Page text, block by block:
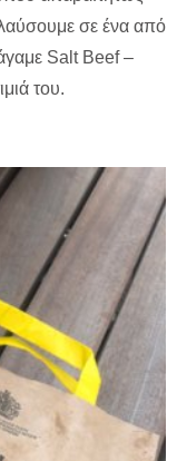
σε ένα από
Salt Beef –
του.